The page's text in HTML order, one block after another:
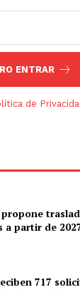
ENTRAR
de
propone
a partir de
717